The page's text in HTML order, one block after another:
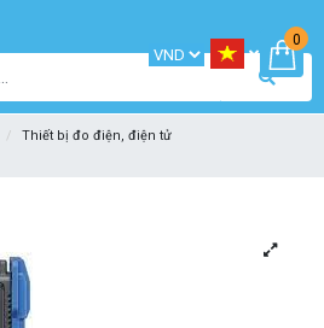
0
Thiết bị đo điện, điện tử